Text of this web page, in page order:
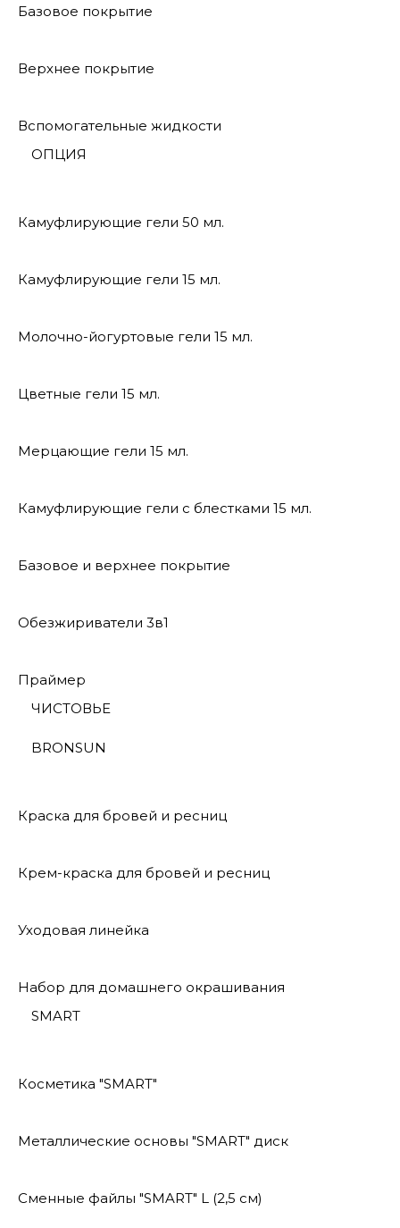
Базовое покрытие
Верхнее покрытие
Вспомогательные жидкости
ОПЦИЯ
Камуфлирующие гели 50 мл.
Камуфлирующие гели 15 мл.
Молочно-йогуртовые гели 15 мл.
Цветные гели 15 мл.
Мерцающие гели 15 мл.
Камуфлирующие гели с блестками 15 мл.
Базовое и верхнее покрытие
Обезжириватели 3в1
Праймер
ЧИСТОВЬЕ
BRONSUN
Краска для бровей и ресниц
Крем-краска для бровей и ресниц
Уходовая линейка
Набор для домашнего окрашивания
SMART
Косметика "SMART"
Металлические основы "SMART" диск
Сменные файлы "SMART" L (2,5 см)